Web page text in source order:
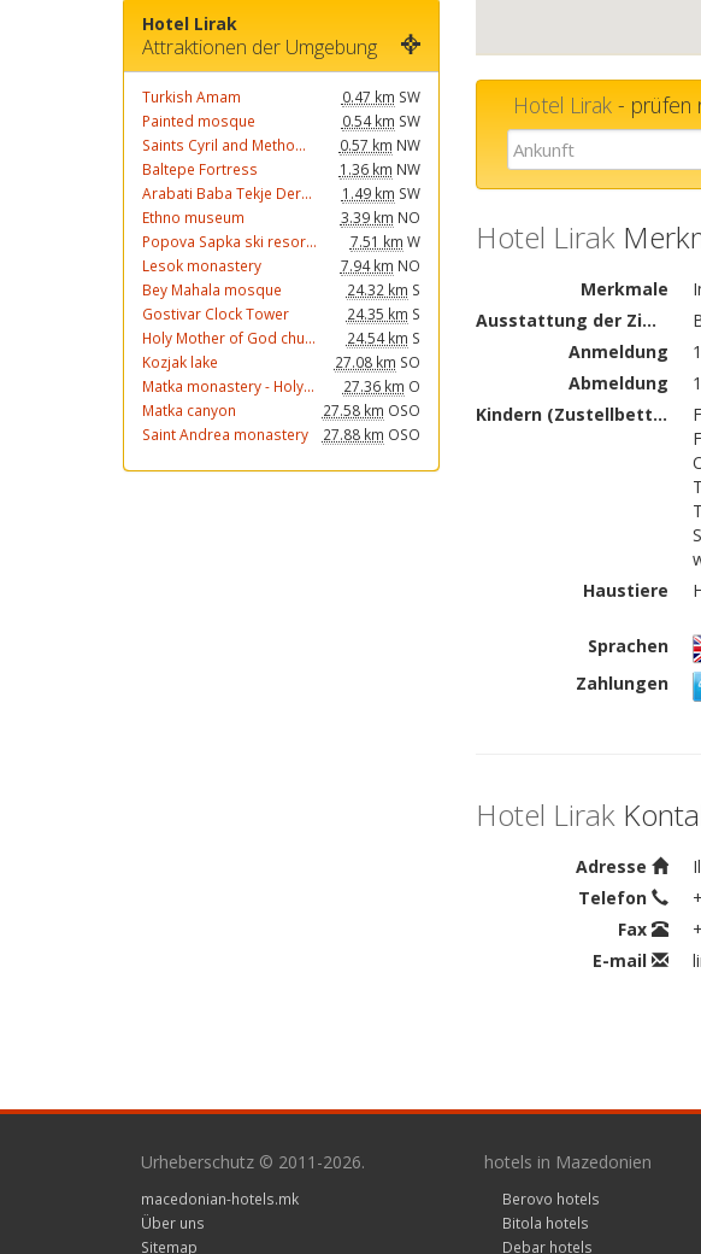
Hotel Lirak
Attraktionen der Umgebung
Turkish Amam 0.47 km SW
Painted mosque
0.54 km SW
Saints Cyril and Metho...
0.57 km NW
Baltepe Fortress
1.36 km NW
Arabati Baba Tekje Der...
1.49 km SW
Ethno museum
3.39 km NO
Popova Sapka ski resor...
7.51 km W
Lesok monastery
7.94 km NO
Bey Mahala mosque
24.32 km S
Gostivar Clock Tower
24.35 km S
Holy Mother of God chu...
24.54 km S
Kozjak lake
27.08 km SO
Matka monastery - Holy...
27.36 km O
Matka canyon
27.58 km OSO
Saint Andrea monastery
27.88 km OSO
Hotel Lirak- prüfen
Hotel Lirak
Merkmale
Ausstattung der Zimmer
Anmeldung
Abmeldung
Kindern (Zustellbetten)
Haustiere
Sprachen
Zahlungen
Hotel Lirak
Adresse
Telefon
Fax
E-mail
Urheberschutz © 2011-2026.
macedonian-hotels.mk
Über uns
Sitemap
hotels in Mazedonien
Berovo hotels
Bitola hotels
Debar hotels